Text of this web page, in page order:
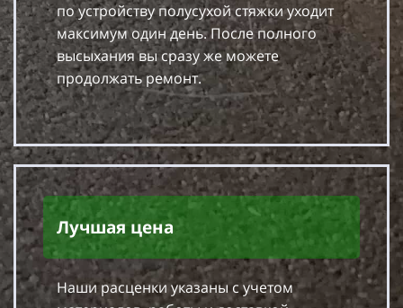
по устройству полусухой стяжки уходит
максимум один день. После полного
высыхания вы сразу же можете
продолжать ремонт.
Лучшая цена
Наши расценки указаны с учетом